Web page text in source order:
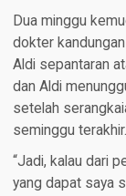
Dua minggu
dokter
Aldi sepantaran
dan Aldi
setelah
seminggu terakhir.
“Jadi, kalau dari
yang dapat saya